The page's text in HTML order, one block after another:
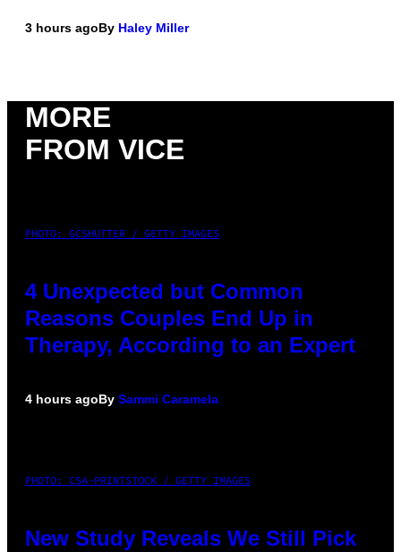
3 hours agoBy Haley Miller
MORE
FROM VICE
PHOTO: GCSHUTTER / GETTY IMAGES
4 Unexpected but Common
Reasons Couples End Up in
Therapy, According to an Expert
4 hours agoBy Sammi Caramela
PHOTO: CSA-PRINTSTOCK / GETTY IMAGES
New Study Reveals We Still Pick